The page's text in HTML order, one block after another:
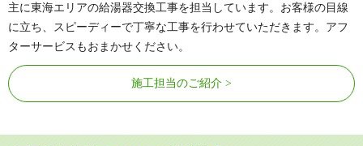
主に東海エリアの給湯器交換工事を担当しています。お客様の目線
に立ち、スピーディーで丁寧な工事を行わせていただきます。アフ
ターサービスもおまかせください。
施工担当のご紹介